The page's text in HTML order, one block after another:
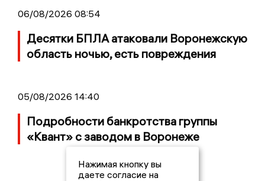
06/08/2026 08:54
Десятки БПЛА атаковали Воронежскую
область ночью, есть повреждения
05/08/2026 14:40
Подробности банкротства группы
«Квант» с заводом в Воронеже
Нажимая кнопку вы
даете согласие на